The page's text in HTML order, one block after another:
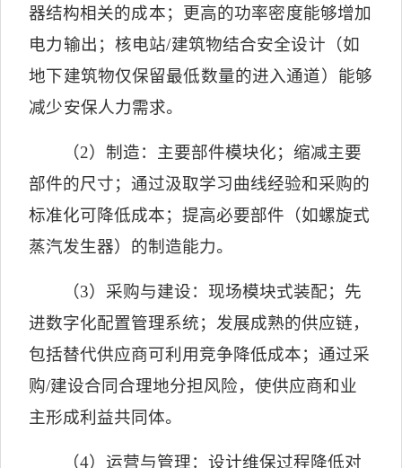
器结构相关的成本；更高的功率密度能够增加
电力输出；核电站/建筑物结合安全设计（如
地下建筑物仅保留最低数量的进入通道）能够
减少安保人力需求。
（2）制造：主要部件模块化；缩减主要
部件的尺寸；通过汲取学习曲线经验和采购的
标准化可降低成本；提高必要部件（如螺旋式
蒸汽发生器）的制造能力。
（3）采购与建设：现场模块式装配；先
进数字化配置管理系统；发展成熟的供应链，
包括替代供应商可利用竞争降低成本；通过采
购/建设合同合理地分担风险，使供应商和业
主形成利益共同体。
（4）运营与管理：设计维保过程降低对